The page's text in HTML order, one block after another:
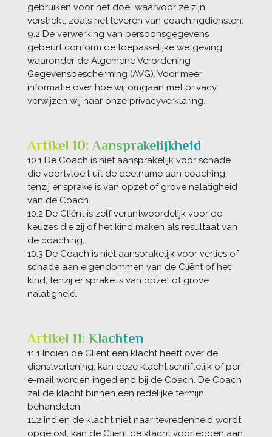
gebruiken voor het doel waarvoor ze zijn
verstrekt, zoals het leveren van coachingdiensten.
9.2 De verwerking van persoonsgegevens
gebeurt conform de toepasselijke wetgeving,
waaronder de Algemene Verordening
Gegevensbescherming (AVG). Voor meer
informatie over hoe wij omgaan met privacy,
verwijzen wij naar onze privacyverklaring.
Artikel 10: Aansprakelijkheid
10.1 De Coach is niet aansprakelijk voor schade
die voortvloeit uit de deelname aan coaching,
tenzij er sprake is van opzet of grove nalatigheid
van de Coach.
10.2 De Cliënt is zelf verantwoordelijk voor de
keuzes die zij of het kind maken als resultaat van
de coaching.
10.3 De Coach is niet aansprakelijk voor verlies of
schade aan eigendommen van de Cliënt of het
kind, tenzij er sprake is van opzet of grove
nalatigheid.
Artikel 11: Klachten
11.1 Indien de Cliënt een klacht heeft over de
dienstverlening, kan deze klacht schriftelijk of per
e-mail worden ingediend bij de Coach. De Coach
zal de klacht binnen een redelijke termijn
behandelen.
11.2 Indien de klacht niet naar tevredenheid wordt
opgelost, kan de Cliënt de klacht voorleggen aan